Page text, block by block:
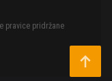
pravice pridržane